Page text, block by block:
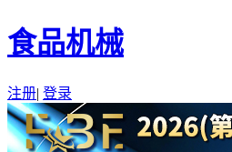
食品机械
注册| 登录